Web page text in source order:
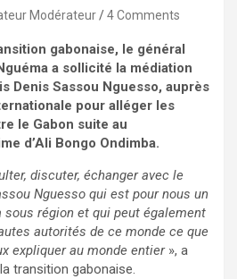
Modérateur 4 Comments
gabonaise, le général
a sollicité la médiation
Denis Sassou Nguesso, auprès
pour alléger les
le Gabon suite au
d’Ali Bongo Ondimba.
discuter, échanger avec le
Nguesso qui est pour nous un
région et qui peut également
autorités de ce monde ce que
expliquer au monde entier», a
transition gabonaise.